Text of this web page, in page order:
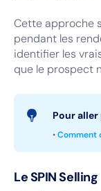
Cette approche
pendant les
identifier les
que le prospect
Pour
•Comment
Le SPIN Selling